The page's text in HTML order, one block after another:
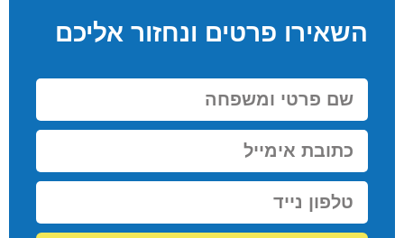
השאירו פרטים ונחזור אליכם